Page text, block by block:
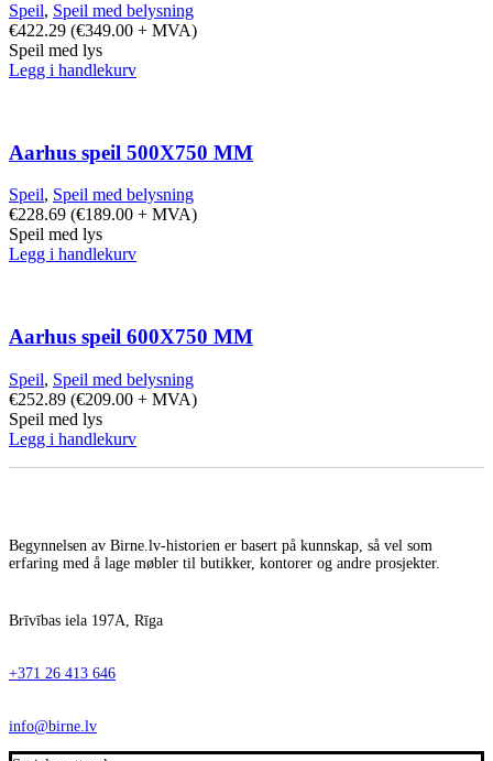
Speil, Speil med belysning
€422.29 (€349.00 + MVA)
Speil med lys
Legg i handlekurv
Aarhus speil 500X750 MM
Speil, Speil med belysning
€228.69 (€189.00 + MVA)
Speil med lys
Legg i handlekurv
Aarhus speil 600X750 MM
Speil, Speil med belysning
€252.89 (€209.00 + MVA)
Speil med lys
Legg i handlekurv
Begynnelsen av Birne.lv-historien er basert på kunnskap, så vel som
erfaring med å lage møbler til butikker, kontorer og andre prosjekter.
Brīvības iela 197A, Rīga
+371 26 413 646
info@birne.lv